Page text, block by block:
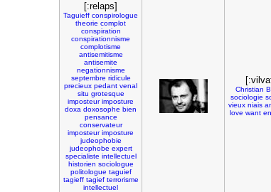
[:relaps]
Taguieff conspirologue
theorie complot
conspiration
conspirationnisme
complotisme
antisemitisme
antisemite
negationnisme
septembre ridicule
precieux pedant venal
situ grotesque
imposteur imposture
doxa doxosophe bien
pensance
conservateur
imposteur imposture
judeophobie
judeophobe expert
specialiste intellectuel
historien sociologue
politologue taguief
tagieff tagief terrorisme
intellectuel
Christian
sociologie
vieux niais
love want